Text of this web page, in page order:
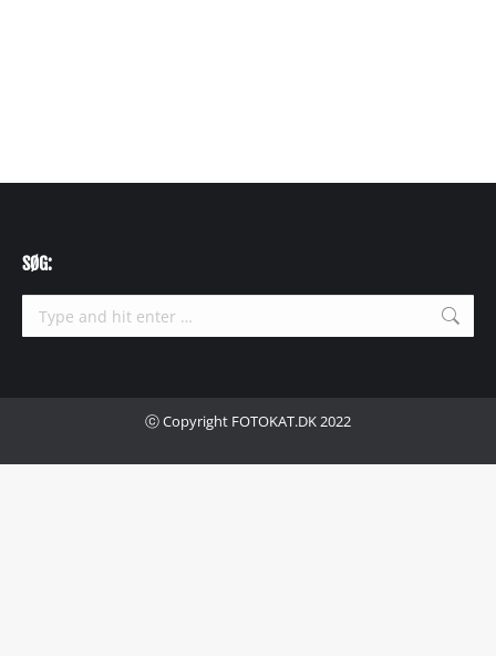
SØG:
ⓒ Copyright FOTOKAT.DK 2022